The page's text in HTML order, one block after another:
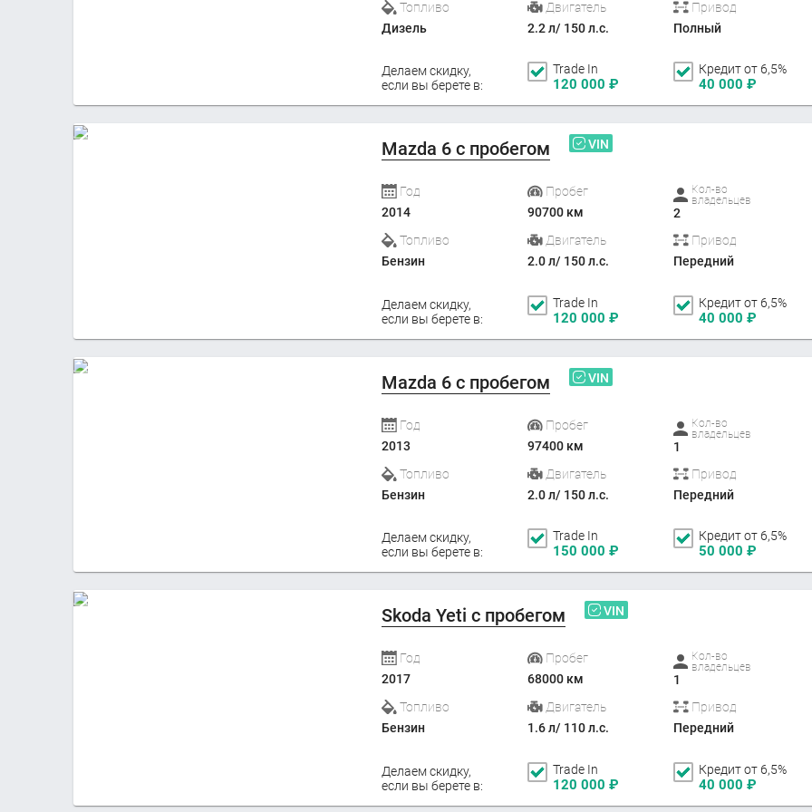
Топливо
Дизель
Двигатель
2.2 л/ 150 л.с.
Привод
Полный
Делаем скидку,
если вы берете в:
Trade In
120 000 ₽
Кредит от 6,5%
40 000 ₽
Mazda 6 с пробегом VIN
Год
2014
Пробег
90700 км
Кол-во
владельцев
2
Топливо
Бензин
Двигатель
2.0 л/ 150 л.с.
Привод
Передний
Делаем скидку,
если вы берете в:
Trade In
120 000 ₽
Кредит от 6,5%
40 000 ₽
Mazda 6 с пробегом VIN
Год
2013
Пробег
97400 км
Кол-во
владельцев
1
Топливо
Бензин
Двигатель
2.0 л/ 150 л.с.
Привод
Передний
Делаем скидку,
если вы берете в:
Trade In
150 000 ₽
Кредит от 6,5%
50 000 ₽
Skoda Yeti с пробегом VIN
Год
2017
Пробег
68000 км
Кол-во
владельцев
1
Топливо
Бензин
Двигатель
1.6 л/ 110 л.с.
Привод
Передний
Делаем скидку,
если вы берете в:
Trade In
120 000 ₽
Кредит от 6,5%
40 000 ₽